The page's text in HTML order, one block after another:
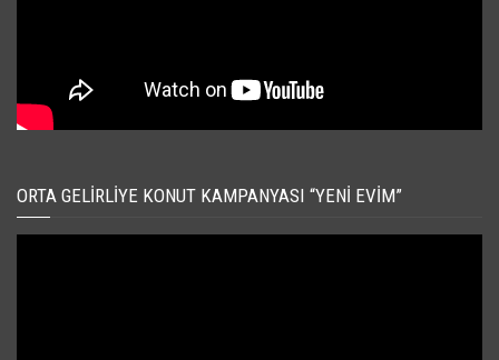
ORTA GELIRLIYE KONUT KAMPANYASI “YENI EVIM”